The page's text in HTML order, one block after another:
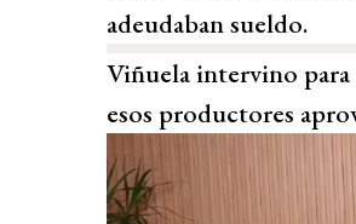
adeudaban sueldo.
Viñuela intervino para
esos productores